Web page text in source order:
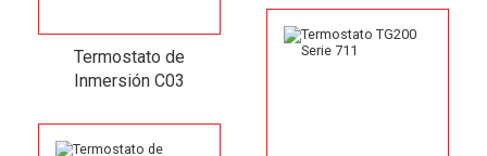
Termostato de
Inmersión C03